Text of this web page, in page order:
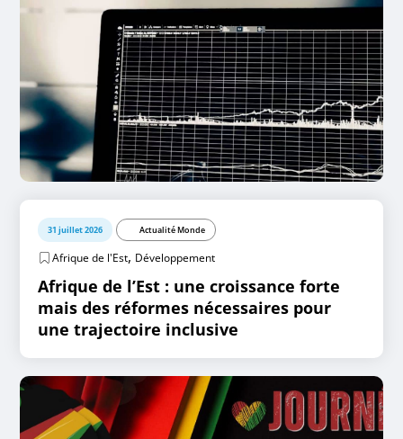
31 juillet 2026 Actualité Monde
Afrique de l'Est, Développement
Afrique de l’Est : une croissance forte
mais des réformes nécessaires pour
une trajectoire inclusive